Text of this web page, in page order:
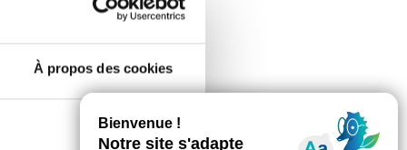
À propos des cookies